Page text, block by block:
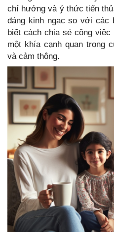
chí hướng và ý thức tiến
đáng kinh ngạc so với các
biết cách chia sẻ công việc
một khía cạnh quan trọng
và cảm thông.